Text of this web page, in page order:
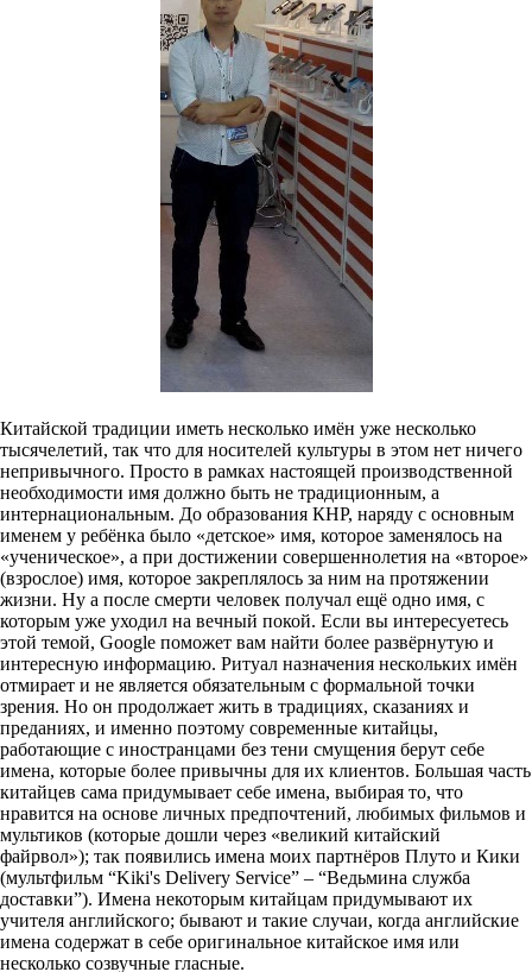
Китайской традиции иметь несколько имён уже несколько
тысячелетий, так что для носителей культуры в этом нет ничего
непривычного. Просто в рамках настоящей производственной
необходимости имя должно быть не традиционным, а
интернациональным. До образования КНР, наряду с основным
именем у ребёнка было «детское» имя, которое заменялось на
«ученическое», а при достижении совершеннолетия на «второе»
(взрослое) имя, которое закреплялось за ним на протяжении
жизни. Ну а после смерти человек получал ещё одно имя, с
которым уже уходил на вечный покой. Если вы интересуетесь
этой темой, Google поможет вам найти более развёрнутую и
интересную информацию. Ритуал назначения нескольких имён
отмирает и не является обязательным с формальной точки
зрения. Но он продолжает жить в традициях, сказаниях и
преданиях, и именно поэтому современные китайцы,
работающие с иностранцами без тени смущения берут себе
имена, которые более привычны для их клиентов. Большая часть
китайцев сама придумывает себе имена, выбирая то, что
нравится на основе личных предпочтений, любимых фильмов и
мультиков (которые дошли через «великий китайский
файрвол»); так появились имена моих партнёров Плуто и Кики
(мультфильм “Kiki's Delivery Service” – “Ведьмина служба
доставки”). Имена некоторым китайцам придумывают их
учителя английского; бывают и такие случаи, когда английские
имена содержат в себе оригинальное китайское имя или
несколько созвучные гласные.